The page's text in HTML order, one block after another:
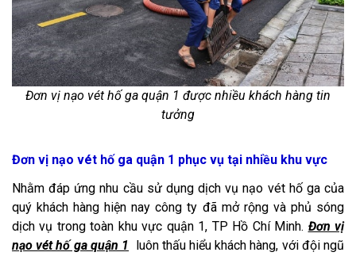
Đơn vị nạo vét hố ga quận 1 được nhiều khách hàng tin
tưởng​
Đơn vị nạo vét hố ga quận 1 phục vụ tại nhiều khu vực
Nhằm đáp ứng nhu cầu sử dụng dịch vụ nạo vét hố ga của
quý khách hàng hiện nay công ty đã mở rộng và phủ sóng
dịch vụ trong toàn khu vực quận 1, TP Hồ Chí Minh. Đơn vị
nạo vét hố ga quận 1 luôn thấu hiểu khách hàng, với đội ngũ